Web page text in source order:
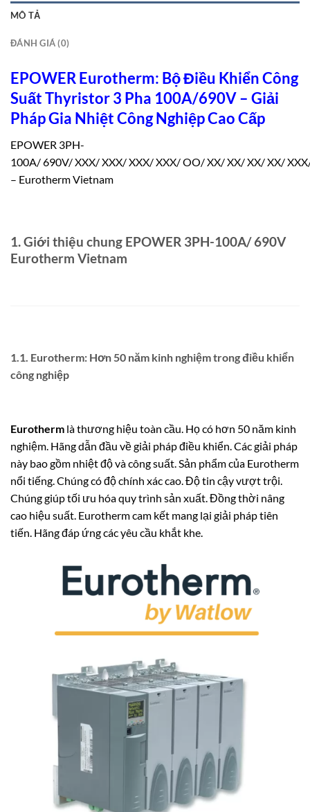
MÔ TẢ
ĐÁNH GIÁ (0)
EPOWER Eurotherm: Bộ Điều Khiển Công
Suất Thyristor 3 Pha 100A/690V – Giải
Pháp Gia Nhiệt Công Nghiệp Cao Cấp
EPOWER 3PH-
100A/ 690V/ XXX/ XXX/ XXX/ XXX/ OO/ XX/ XX/ XX/ XX/
– Eurotherm Vietnam
1. Giới thiệu chung EPOWER 3PH-100A/ 690V
Eurotherm Vietnam
1.1. Eurotherm: Hơn 50 năm kinh nghiệm trong điều khiển
công nghiệp
Eurotherm là thương hiệu toàn cầu. Họ có hơn 50 năm kinh
nghiệm. Hãng dẫn đầu về giải pháp điều khiển. Các giải pháp
này bao gồm nhiệt độ và công suất. Sản phẩm của Eurotherm
nổi tiếng. Chúng có độ chính xác cao. Độ tin cậy vượt trội.
Chúng giúp tối ưu hóa quy trình sản xuất. Đồng thời nâng
cao hiệu suất. Eurotherm cam kết mang lại giải pháp tiên
tiến. Hãng đáp ứng các yêu cầu khắt khe.